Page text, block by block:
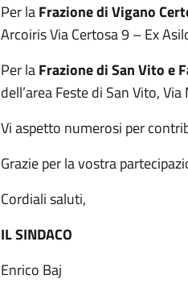
Per laFrazione di Vigano
Arcoiris Via Certosa 9 – Ex
Per laFrazione di San Vito e
dell’area Feste di San Vito,
Vi aspetto numerosi per
Grazie per la vostra
Cordiali saluti,
IL SINDACO
Enrico Baj